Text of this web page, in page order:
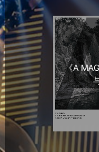
《A